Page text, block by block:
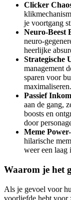
Clicker
je voortgang
Neuro-Beest
neuro-
heerlijke
Strategische
management
sparen voor
maximaliseren.
Passief
aan de gang,
boosts en
door
Meme
hilarische
weer een laag
Waarom je het
Als je gevoel voor
voorliefde hebt voor